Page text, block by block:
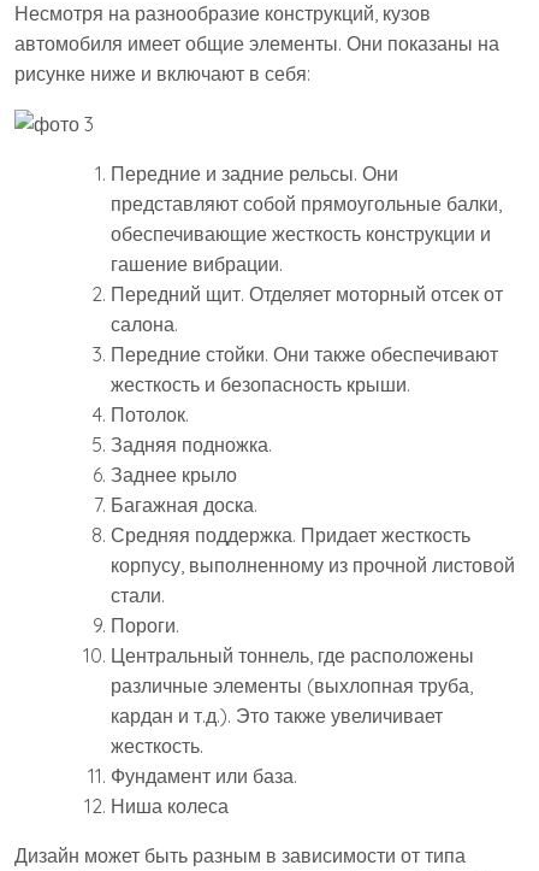
Несмотря на разнообразие конструкций, кузов
автомобиля имеет общие элементы. Они показаны на
рисунке ниже и включают в себя:
Передние и задние рельсы. Они
представляют собой прямоугольные балки,
обеспечивающие жесткость конструкции и
гашение вибрации.
Передний щит. Отделяет моторный отсек от
салона.
Передние стойки. Они также обеспечивают
жесткость и безопасность крыши.
Потолок.
Задняя подножка.
Заднее крыло
Багажная доска.
Средняя поддержка. Придает жесткость
корпусу, выполненному из прочной листовой
стали.
Пороги.
Центральный тоннель, где расположены
различные элементы (выхлопная труба,
кардан и т.д.). Это также увеличивает
жесткость.
Фундамент или база.
Ниша колеса
Дизайн может быть разным в зависимости от типа